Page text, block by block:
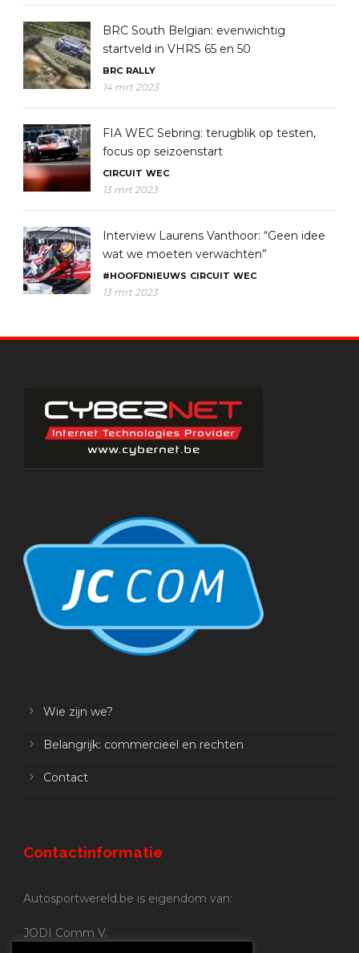
BRC South Belgian: evenwichtig
startveld in VHRS 65 en 50
BRC RALLY
14 mrt 2023
FIA WEC Sebring: terugblik op testen,
focus op seizoenstart
CIRCUIT WEC
13 mrt 2023
Interview Laurens Vanthoor: “Geen idee
wat we moeten verwachten”
#HOOFDNIEUWS CIRCUIT WEC
13 mrt 2023
Wie zijn we?
Belangrijk: commercieel en rechten
Contact
Contactinformatie
Autosportwereld.be is eigendom van:
JODI Comm V.